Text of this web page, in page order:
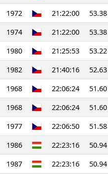
1972 21:22:00
53.38
1974 21:22:00
53.38
1980 21:25:53
53.22
1982 21:40:16
52.63
1968 22:06:24
51.60
1968 22:06:24
51.60
1977 22:06:50
51.58
1986 22:23:16
50.94
1987 22:23:16
50.94